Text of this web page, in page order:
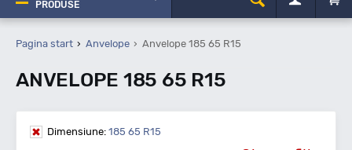
PRODUSE
Pagina start Anvelope Anvelope 185 65 R15
ANVELOPE 185 65 R15
Dimensiune: 185 65 R15